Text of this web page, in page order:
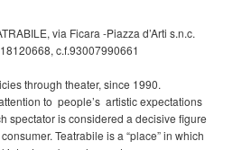
via Ficara -Piazza d’Arti s.n.c.
c.f.93007990661
through theater, since 1990.
to people’s artistic expectations
spectator is considered a decisive figure
Teatrabile is a “place” in which